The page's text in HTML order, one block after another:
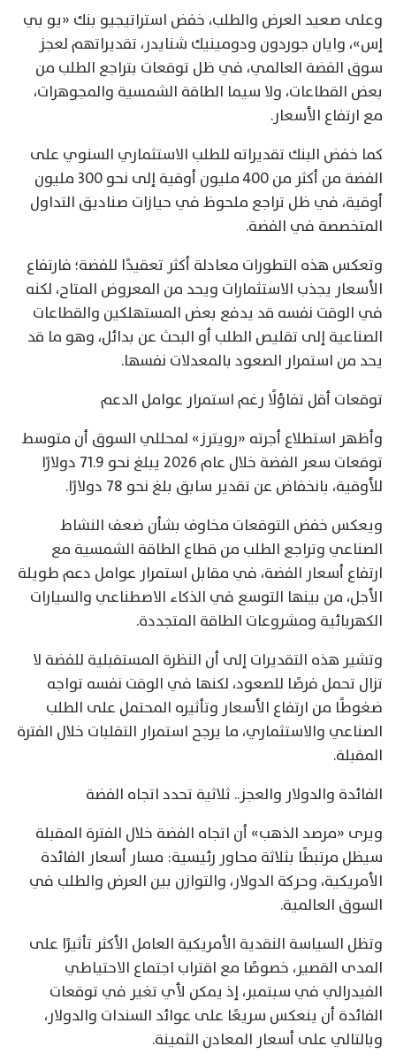
وعلى صعيد العرض والطلب، خفض استراتيجيو بنك «يو بي
إس»، وايان جوردون ودومينيك شنايدر، تقديراتهم لعجز
سوق الفضة العالمي، في ظل توقعات بتراجع الطلب من
بعض القطاعات، ولا سيما الطاقة الشمسية والمجوهرات،
مع ارتفاع الأسعار.
كما خفض البنك تقديراته للطلب الاستثماري السنوي على
الفضة من أكثر من 400 مليون أوقية إلى نحو 300 مليون
أوقية، في ظل تراجع ملحوظ في حيازات صناديق التداول
المتخصصة في الفضة.
وتعكس هذه التطورات معادلة أكثر تعقيدًا للفضة؛ فارتفاع
الأسعار يجذب الاستثمارات ويحد من المعروض المتاح، لكنه
في الوقت نفسه قد يدفع بعض المستهلكين والقطاعات
الصناعية إلى تقليص الطلب أو البحث عن بدائل، وهو ما قد
يحد من استمرار الصعود بالمعدلات نفسها.
توقعات أقل تفاؤلًا رغم استمرار عوامل الدعم
وأظهر استطلاع أجرته «رويترز» لمحللي السوق أن متوسط
توقعات سعر الفضة خلال عام 2026 يبلغ نحو 71.9 دولارًا
للأوقية، بانخفاض عن تقدير سابق بلغ نحو 78 دولارًا.
ويعكس خفض التوقعات مخاوف بشأن ضعف النشاط
الصناعي وتراجع الطلب من قطاع الطاقة الشمسية مع
ارتفاع أسعار الفضة، في مقابل استمرار عوامل دعم طويلة
الأجل، من بينها التوسع في الذكاء الاصطناعي والسيارات
الكهربائية ومشروعات الطاقة المتجددة.
وتشير هذه التقديرات إلى أن النظرة المستقبلية للفضة لا
تزال تحمل فرصًا للصعود، لكنها في الوقت نفسه تواجه
ضغوطًا من ارتفاع الأسعار وتأثيره المحتمل على الطلب
الصناعي والاستثماري، ما يرجح استمرار التقلبات خلال الفترة
المقبلة.
الفائدة والدولار والعجز.. ثلاثية تحدد اتجاه الفضة
ويرى «مرصد الذهب» أن اتجاه الفضة خلال الفترة المقبلة
سيظل مرتبطًا بثلاثة محاور رئيسية: مسار أسعار الفائدة
الأمريكية، وحركة الدولار، والتوازن بين العرض والطلب في
السوق العالمية.
وتظل السياسة النقدية الأمريكية العامل الأكثر تأثيرًا على
المدى القصير، خصوصًا مع اقتراب اجتماع الاحتياطي
الفيدرالي في سبتمبر، إذ يمكن لأي تغير في توقعات
الفائدة أن ينعكس سريعًا على عوائد السندات والدولار،
وبالتالي على أسعار المعادن الثمينة.